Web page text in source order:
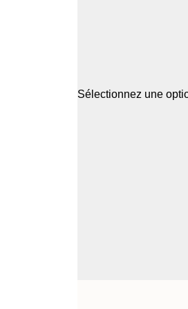
Sélectionnez une